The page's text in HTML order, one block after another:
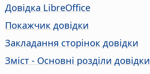
Довідка LibreOffice
Покажчик довідки
Закладання сторінок довідки
Зміст - Основні розділи довідки